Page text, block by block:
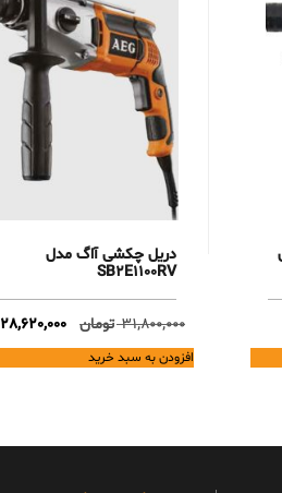
دریل چکشی آاگ مدل
SB2E1100RV
31,800,000 تومان
Original
price
was:
28,620,000
افزودن به سبد خرید